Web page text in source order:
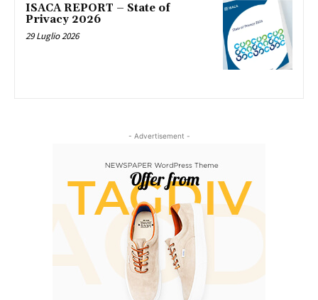
ISACA REPORT – State of
Privacy 2026
29 Luglio 2026
- Advertisement -